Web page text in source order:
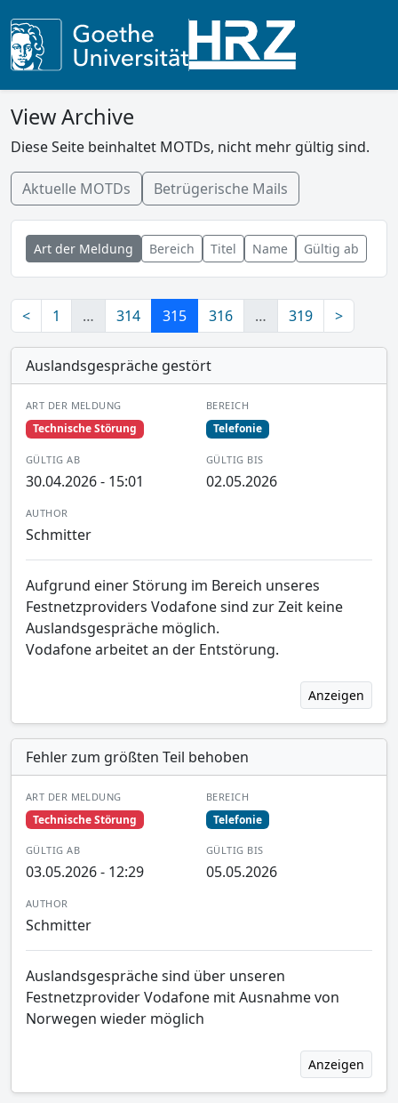
View Archive
Diese Seite beinhaltet MOTDs, nicht mehr gültig sind.
Aktuelle MOTDs Betrügerische Mails
Art der Meldung Bereich Titel Name Gültig ab
< 1 … 314 315 316 … 319 >
Auslandsgespräche gestört
ART DER MELDUNG
Technische Störung
BEREICH
Telefonie
GÜLTIG AB
30.04.2026 - 15:01
GÜLTIG BIS
02.05.2026
AUTHOR
Schmitter
Aufgrund einer Störung im Bereich unseres
Festnetzproviders Vodafone sind zur Zeit keine
Auslandsgespräche möglich.
Vodafone arbeitet an der Entstörung.
Anzeigen
Fehler zum größten Teil behoben
ART DER MELDUNG
Technische Störung
BEREICH
Telefonie
GÜLTIG AB
03.05.2026 - 12:29
GÜLTIG BIS
05.05.2026
AUTHOR
Schmitter
Auslandsgespräche sind über unseren
Festnetzprovider Vodafone mit Ausnahme von
Norwegen wieder möglich
Anzeigen